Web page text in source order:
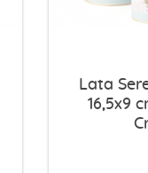
Lata
16,5x9